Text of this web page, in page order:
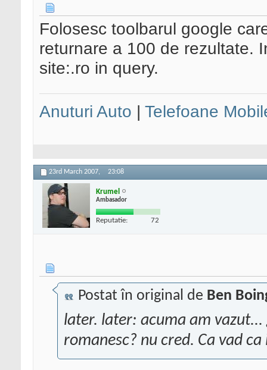
Folosesc toolbarul google
returnare a 100 de rezultate.
site:.ro in query.
Anuturi Auto | Telefoane
23rd March 2007, 23:08
Krumel
Ambasador
Reputatie: 72
Postat în original de Ben
later. later: acuma am
romanesc? nu cred. Ca vad